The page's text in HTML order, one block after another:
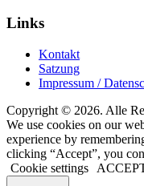
Links
Kontakt
Satzung
Impressum /
Copyright © 2026. Alle
We use cookies on our
experience by
clicking “Accept”, you
Cookie settings